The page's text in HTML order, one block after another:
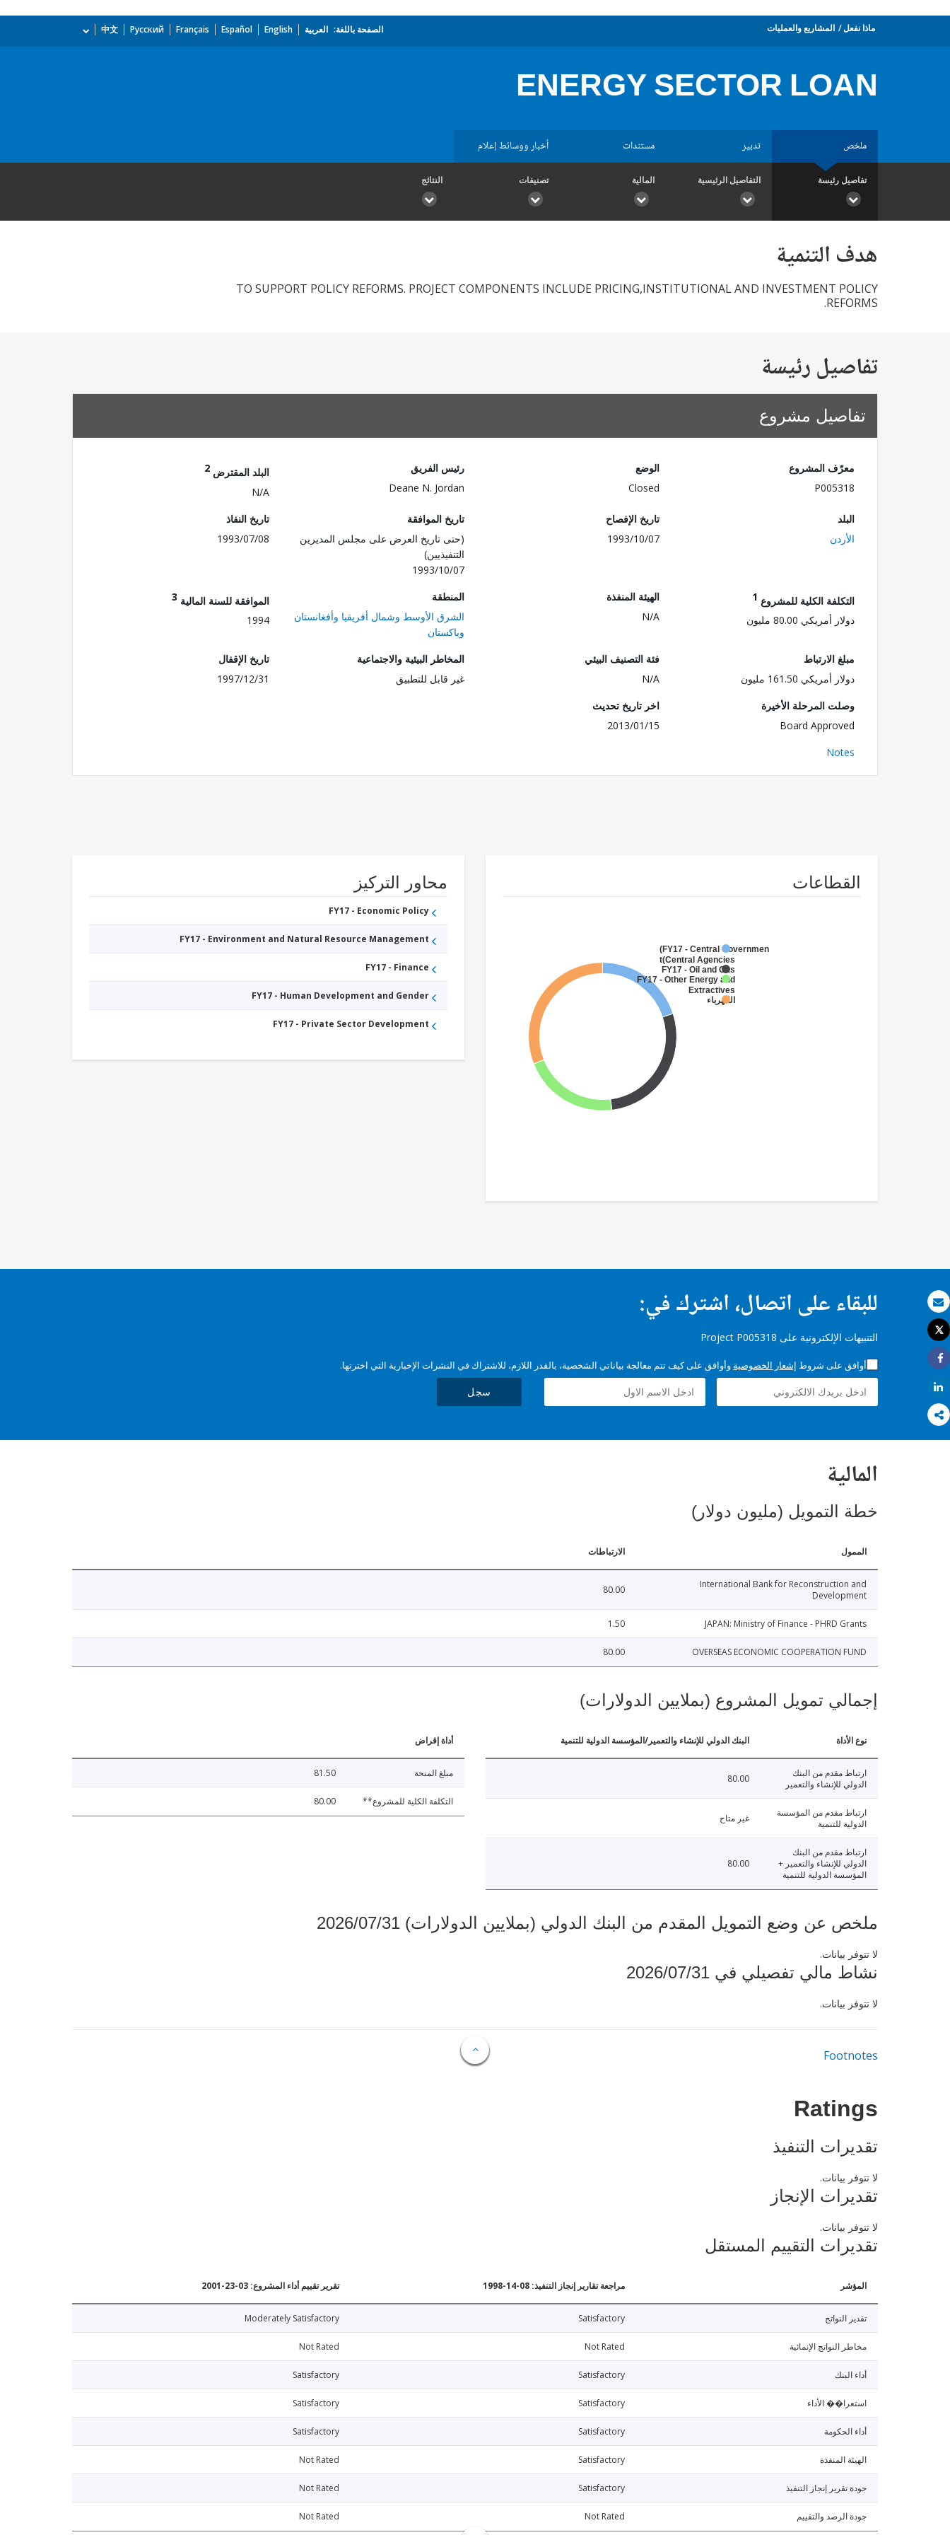
بريد الكتروني
طباعة
Tweet
Share
Share
ماذا نفعل المشاريع والعمليات الصفحة باللغة: العربية English
Español
Français
Русский
中文
ENERGY SECTOR LOAN
ملخص تدبير مستندات أخبار ووسائط إعلام
تفاصيل رئيسة التفاصيل الرئيسية المالية تصنيفات النتائج
هدف التنمية
TO SUPPORT POLICY REFORMS. PROJECT COMPONENTS INCLUDE PRICING,INSTITUTIONAL AND INVESTMENT POLICY
REFORMS.
تفاصيل رئيسة
تفاصيل مشروع
معرّف المشروع
P005318
الوضع
Closed
رئيس الفريق
Deane N. Jordan
البلد المقترض 2
N/A
البلد
الأردن
تاريخ الإفصاح
1993/10/07
تاريخ الموافقة
(حتى تاريخ العرض على مجلس المديرين
التنفيذيين)
1993/10/07
تاريخ النفاذ
1993/07/08
التكلفة الكلية للمشروع 1
دولار أمريكي 80.00 مليون
الهيئة المنفذة
N/A
المنطقة
الشرق الأوسط وشمال أفريقيا وأفغانستان
وباكستان
الموافقة للسنة المالية 3
1994
مبلغ الارتباط
دولار أمريكي 161.50 مليون
فئة التصنيف البيئي
N/A
المخاطر البيئية والاجتماعية
غير قابل للتطبيق
تاريخ الإقفال
1997/12/31
وصلت المرحلة الأخيرة
Board Approved
اخر تاريخ تحديث
2013/01/15
Notes
القطاعات
FY17 - Central Government
(Central Agencies
)
FY17 - Oil and Gas
FY17 - Other Energy and
Extractives
الكهرباء
محاور التركيز
FY17 - Economic Policy
FY17 - Environment and Natural Resource Management
FY17 - Finance
FY17 - Human Development and Gender
FY17 - Private Sector Development
للبقاء على اتصال، اشترك في:
التنبيهات الإلكترونية على Project P005318
أوافق على شروط إشعار الخصوصية وأوافق على كيف تتم معالجة بياناتي الشخصية، بالقدر اللازم، للاشتراك في النشرات الإخبارية التي اخترتها.
سجل
المالية
خطة التمويل (مليون دولار)
الممول الارتباطات
International Bank for Reconstruction and
Development
80.00
JAPAN: Ministry of Finance - PHRD Grants
1.50
OVERSEAS ECONOMIC COOPERATION FUND
80.00
إجمالي تمويل المشروع (بملايين الدولارات)
نوع الأداة البنك الدولي للإنشاء والتعمير/المؤسسة الدولية للتنمية
ارتباط مقدم من البنك
الدولي للإنشاء والتعمير
80.00
ارتباط مقدم من المؤسسة
الدولية للتنمية
غير متاح
ارتباط مقدم من البنك
الدولي للإنشاء والتعمير +
المؤسسة الدولية للتنمية
80.00
أداة إقراض
مبلغ المنحة 81.50
التكلفة الكلية للمشروع** 80.00
ملخص عن وضع التمويل المقدم من البنك الدولي (بملايين الدولارات) 2026/07/31
لا تتوفر بيانات.
نشاط مالي تفصيلي في 2026/07/31
لا تتوفر بيانات.
Footnotes
Ratings
تقديرات التنفيذ
لا تتوفر بيانات.
تقديرات الإنجاز
لا تتوفر بيانات.
تقديرات التقييم المستقل
المؤشر مراجعة تقارير إنجاز التنفيذ: 08-14-1998 تقرير تقييم أداء المشروع: 03-23-2001
تقدير النواتج Satisfactory
Moderately Satisfactory
مخاطر النواتج الإنمائية Not Rated
Not Rated
أداء البنك Satisfactory
Satisfactory
استعرا�� الأداء Satisfactory
Satisfactory
أداء الحكومة Satisfactory
Satisfactory
الهيئة المنفذة Satisfactory
Not Rated
جودة تقرير إنجاز التنفيذ Satisfactory
Not Rated
جودة الرصد والتقييم Not Rated
Not Rated